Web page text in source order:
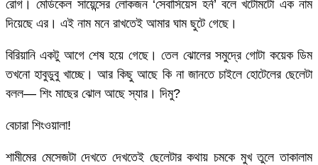
রোগ। মেডিকেল সায়েন্সের লোকজন ‘সেবাসিয়েস হর্ন’ বলে খটোমটো এক নাম
দিয়েছে এর। এই নাম মনে রাখতেই আমার ঘাম ছুটে গেছে।
বিরিয়ানি একটু আগে শেষ হয়ে গেছে। তেল ঝোলের সমুদ্রে গোটা কয়েক ডিম
তখনো হাবুডুবু খাচ্ছে। আর কিছু আছে কি না জানতে চাইলে হোটেলের ছেলেটা
বলল— শিং মাছের ঝোল আছে স্যার। দিমু?
বেচারা শিংওয়ালা!
শামীমের মেসেজটা দেখতে দেখতেই ছেলেটার কথায় চমকে মুখ তুলে তাকালাম